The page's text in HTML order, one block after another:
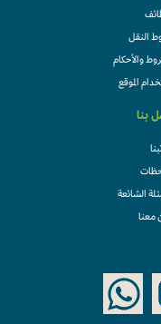
والأحكام
الموقع
الشائعة